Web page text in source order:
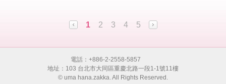
1 2 3 4 5
電話：+886-2-2558-5857
地址：103 台北市大同區重慶北路一段1-1號11樓
© uma hana.zakka. All Rights Reserved.